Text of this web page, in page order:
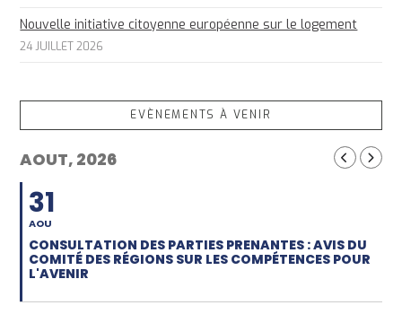
Nouvelle initiative citoyenne européenne sur le logement
24 JUILLET 2026
EVÈNEMENTS À VENIR
AOUT, 2026
31
AOU
CONSULTATION DES PARTIES PRENANTES : AVIS DU
COMITÉ DES RÉGIONS SUR LES COMPÉTENCES POUR
L'AVENIR